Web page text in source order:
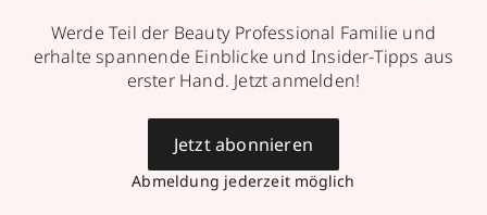
Werde Teil der Beauty Professional Familie und
erhalte spannende Einblicke und Insider-Tipps aus
erster Hand. Jetzt anmelden!
Abmeldung jederzeit möglich
Jetzt abonnieren